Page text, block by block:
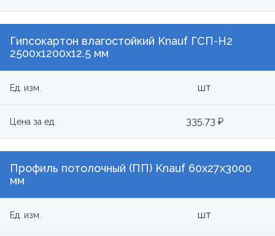
Гипсокартон влагостойкий Knauf ГСП-Н2
2500x1200х12.5 мм
Ед. изм. шт
Цена за ед. 335.73 ₽
Профиль потолочный (ПП) Knauf 60х27х3000
мм
Ед. изм. шт